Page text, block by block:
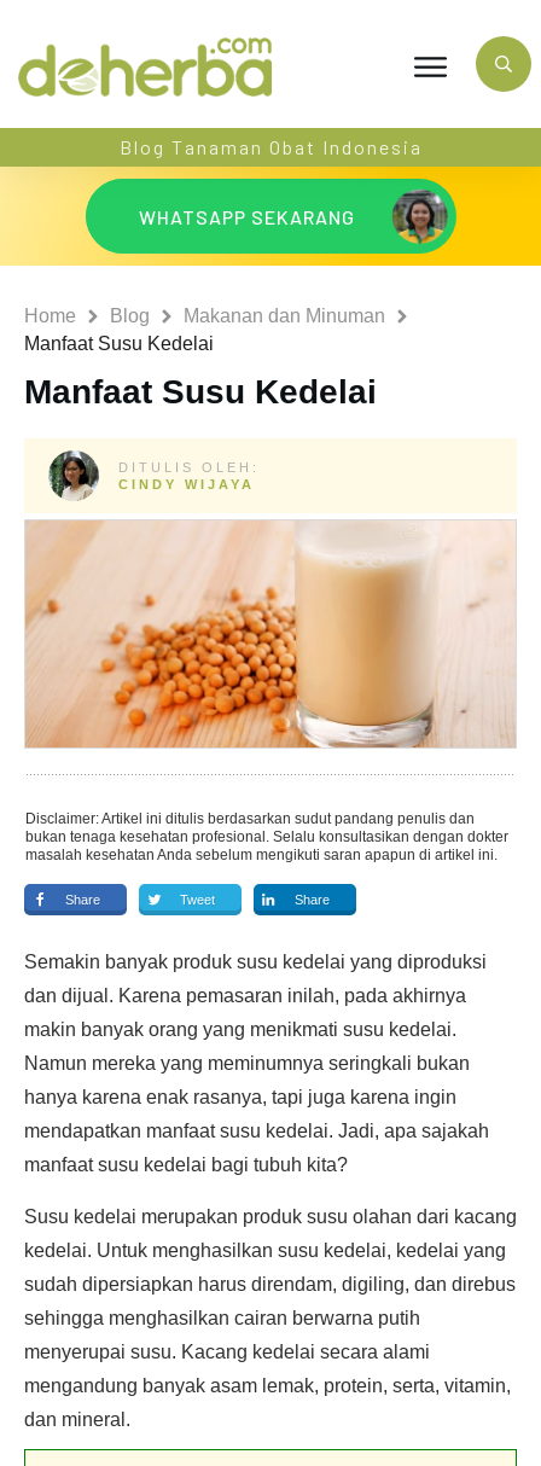
Blog Tanaman Obat Indonesia
WHATSAPP SEKARANG
Home Blog
Makanan dan Minuman
Manfaat Susu Kedelai
Manfaat Susu Kedelai
DITULIS OLEH:
CINDY WIJAYA
Disclaimer: Artikel ini ditulis berdasarkan sudut pandang penulis dan
bukan tenaga kesehatan profesional. Selalu konsultasikan dengan dokter
masalah kesehatan Anda sebelum mengikuti saran apapun di artikel ini.
Share Tweet Share
Semakin banyak produk susu kedelai yang diproduksi
dan dijual. Karena pemasaran inilah, pada akhirnya
makin banyak orang yang menikmati susu kedelai.
Namun mereka yang meminumnya seringkali bukan
hanya karena enak rasanya, tapi juga karena ingin
mendapatkan manfaat susu kedelai. Jadi, apa sajakah
manfaat susu kedelai bagi tubuh kita?
Susu kedelai merupakan produk susu olahan dari kacang
kedelai. Untuk menghasilkan susu kedelai, kedelai yang
sudah dipersiapkan harus direndam, digiling, dan direbus
sehingga menghasilkan cairan berwarna putih
menyerupai susu. Kacang kedelai secara alami
mengandung banyak asam lemak, protein, serta, vitamin,
dan mineral.